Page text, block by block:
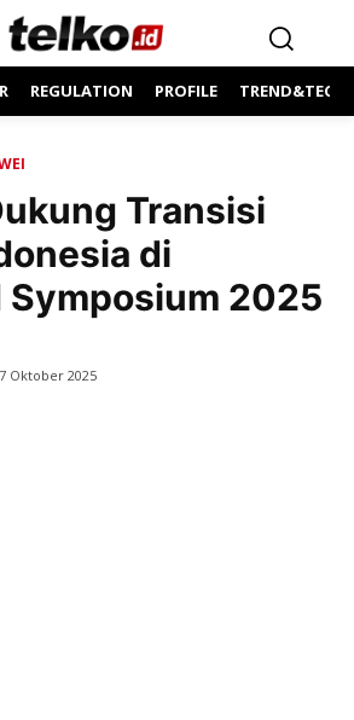
REGULATION PROFILE
Transisi
di
Symposium 2025
Oktober 2025